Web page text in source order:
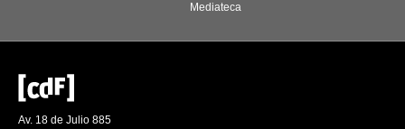
Mediateca
Av. 18 de Julio 885